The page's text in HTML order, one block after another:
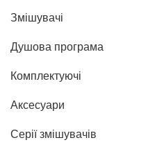
Змішувачі
Душова програма
Комплектуючі
Аксесуари
Серії змішувачів